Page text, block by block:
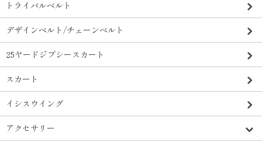
トライバルベルト
デザインベルト/チェーンベルト
25ヤードジプシースカート
スカート
イシスウイング
アクセサリー